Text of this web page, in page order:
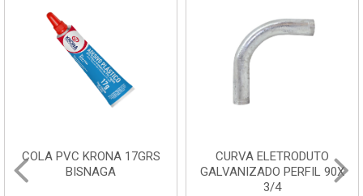
COLA PVC KRONA 17GRS
BISNAGA
CURVA ELETRODUTO
GALVANIZADO PERFIL 90X
3/4